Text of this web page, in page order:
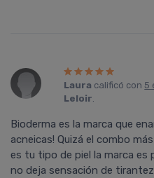
Laura calificó con 5
Leloir.
Bioderma es la marca que
acneicas! Quizá el combo
es tu tipo de piel la marca es
no deja sensación de